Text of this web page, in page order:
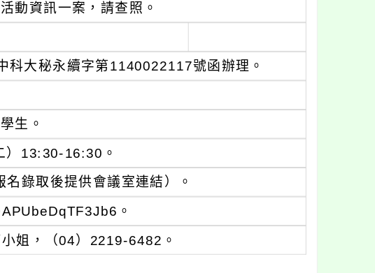
動資訊一案，請查照。
大秘永續字第1140022117號函辦理。
生。
）13:30-16:30。
錄取後提供會議室連結）。
。
姐，（04）2219-6482。